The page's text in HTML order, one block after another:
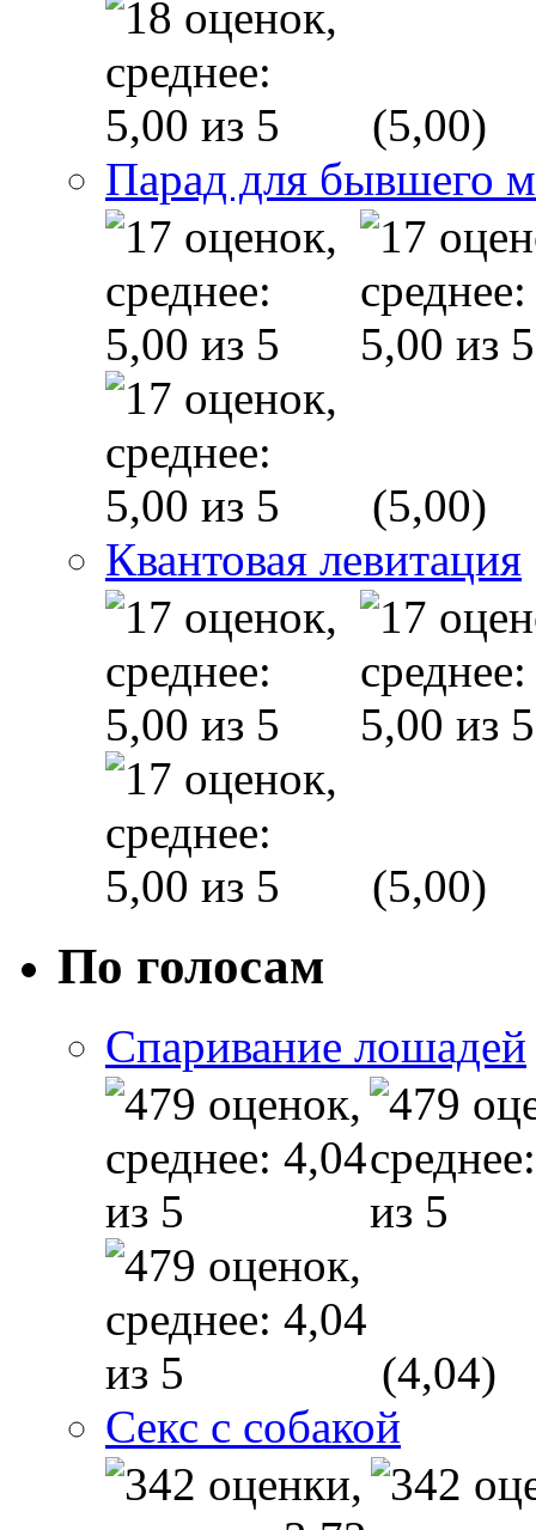
(5,00)
Парад для бывшего
(5,00)
Квантовая левитация
(5,00)
По голосам
Спаривание лошадей
(4,04)
Секс с собакой